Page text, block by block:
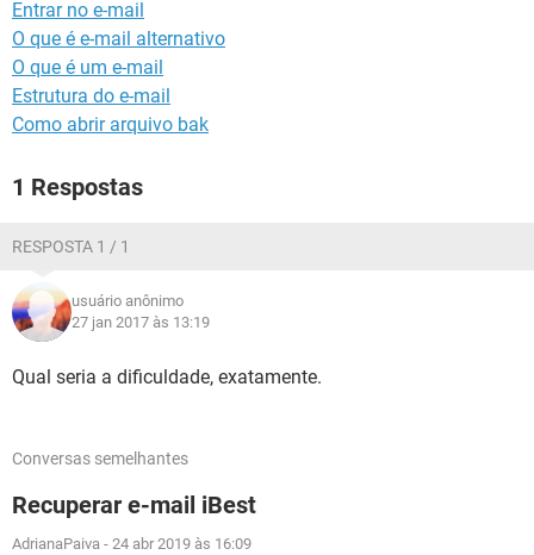
Entrar no e-mail
O que é e-mail alternativo
O que é um e-mail
Estrutura do e-mail
Como abrir arquivo bak
1 Respostas
RESPOSTA 1 / 1
usuário anônimo
27 jan 2017 às 13:19
Qual seria a dificuldade, exatamente.
Conversas semelhantes
Recuperar e-mail iBest
AdrianaPaiva - 24 abr 2019 às 16:09